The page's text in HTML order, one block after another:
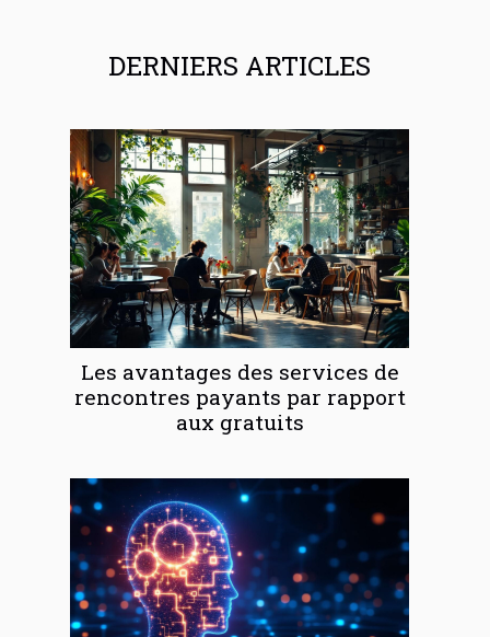
DERNIERS ARTICLES
Les avantages des services de
rencontres payants par rapport
aux gratuits